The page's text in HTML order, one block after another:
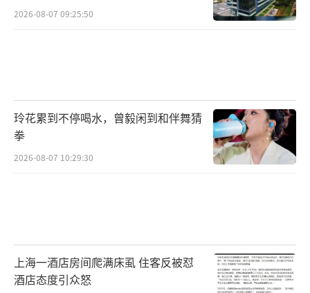
2026-08-07 09:25:50
玲花累到不停喝水，曾毅闲到和伴舞猜
拳
2026-08-07 10:29:30
上海一酒店房间爬满床虱 住客反被怼
酒店态度引众怒